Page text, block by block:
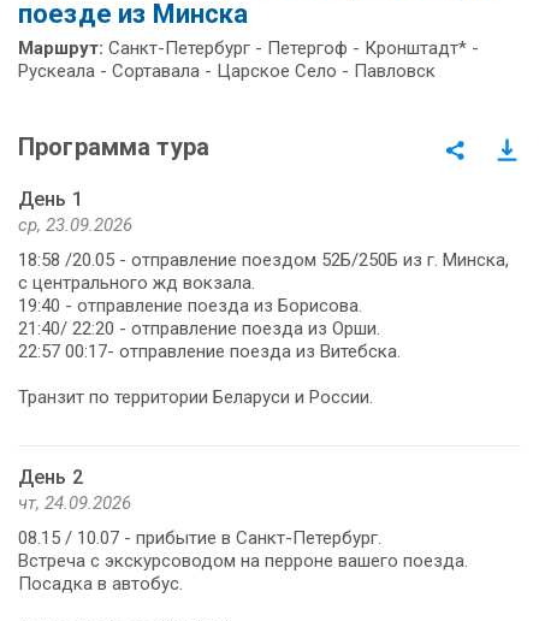
поезде из Минска
Маршрут: Санкт-Петербург - Петергоф - Кронштадт* -
Рускеала - Сортавала - Царское Село - Павловск
Программа тура
День 1
ср, 23.09.2026
18:58 /20.05 - отправление поездом 52Б/250Б из г. Минска,
с центрального жд вокзала.
19:40 - отправление поезда из Борисова.
21:40/ 22:20 - отправление поезда из Орши.
22:57 00:17- отправление поезда из Витебска.
День 2
чт, 24.09.2026
08.15 / 10.07 - прибытие в Санкт-Петербург.
Встреча с экскурсоводом на перроне вашего поезда.
Посадка в автобус.